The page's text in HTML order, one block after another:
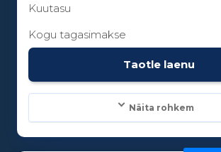
Kuutasu
Kogu tagasimakse
Taotle laenu
Näita rohkem